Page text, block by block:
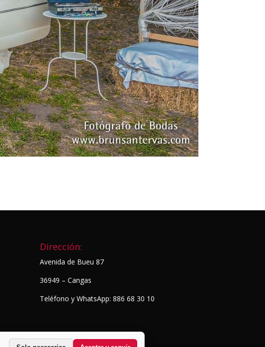
Dirección:
Avenida de Bueu 87
36949 – Cangas
Teléfono y WhatsApp: 886 68 30 10